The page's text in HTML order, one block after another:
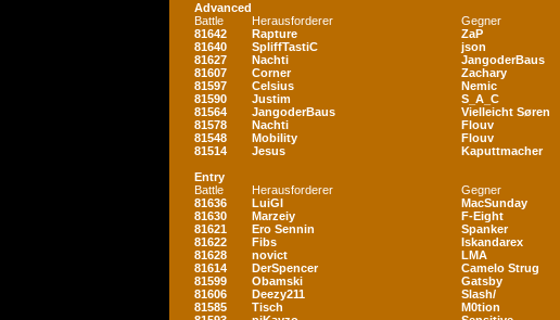
Advanced
Battle
Herausforderer Gegner
81642
Rapture ZaP
81640
SpliffTastiC json
81627
Nachti JangoderBaus
81607
Corner Zachary
81597
Celsius Nemic
81590
Justim S_A_C
81564
JangoderBaus Vielleicht Søren
81578
Nachti Flouv
81548
Mobility Flouv
81514
Jesus Kaputtmacher
Entry
Battle
Herausforderer Gegner
81636
LuiGI MacSunday
81630
Marzeiy F-Eight
81621
Ero Sennin Spanker
81622
Fibs Iskandarex
81628
novict LMA
81614
DerSpencer Camelo Strug
81599
Obamski Gatsby
81606
Deezy211 Slash/
81585
Tisch M0tion